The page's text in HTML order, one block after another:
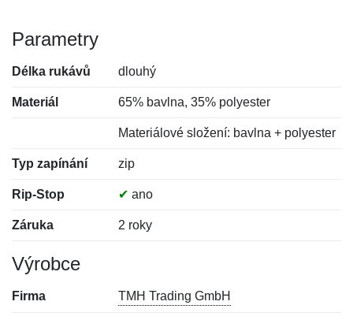
Parametry
Délka rukávů dlouhý
Materiál 65% bavlna, 35% polyester
Materiálové složení: bavlna + polyester
Typ zapínání zip
Rip-Stop ✔ ano
Záruka 2 roky
Výrobce
Firma TMH Trading GmbH